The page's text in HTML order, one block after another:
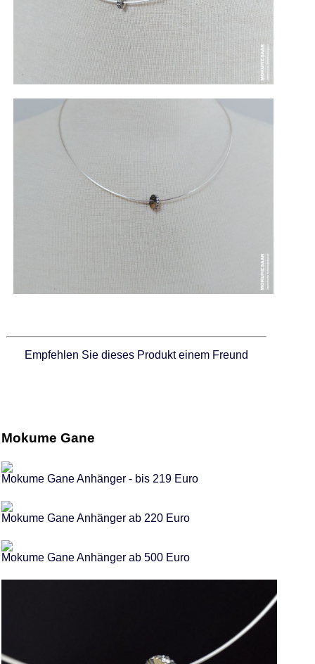
Empfehlen Sie dieses Produkt einem Freund
Mokume Gane
Mokume Gane Anhänger - bis 219 Euro
Mokume Gane Anhänger ab 220 Euro
Mokume Gane Anhänger ab 500 Euro